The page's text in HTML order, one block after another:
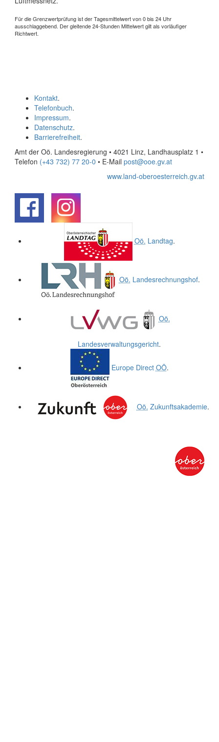
Für die Grenzwertprüfung ist der Tagesmittelwert von 0 bis 24 Uhr
ausschlaggebend. Der gleitende 24-Stunden Mittelwert gilt als vorläufiger
Richtwert.
Kontakt.
Telefonbuch.
Impressum.
Datenschutz.
Barrierefreiheit.
Amt der Oö. Landesregierung • 4021 Linz, Landhausplatz 1 •
Telefon (+43 732) 77 20-0 • E-Mail post@ooe.gv.at
www.land-oberoesterreich.gv.at
Oö. Landtag.
Oö. Landesrechnungshof.
Oö.
Landesverwaltungsgericht.
Europe Direct OÖ.
Oö. Zukunftsakademie.